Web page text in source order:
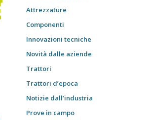
Attrezzature
Componenti
Innovazioni tecniche
Novità dalle aziende
Trattori
Trattori d’epoca
Notizie dall’industria
Prove in campo